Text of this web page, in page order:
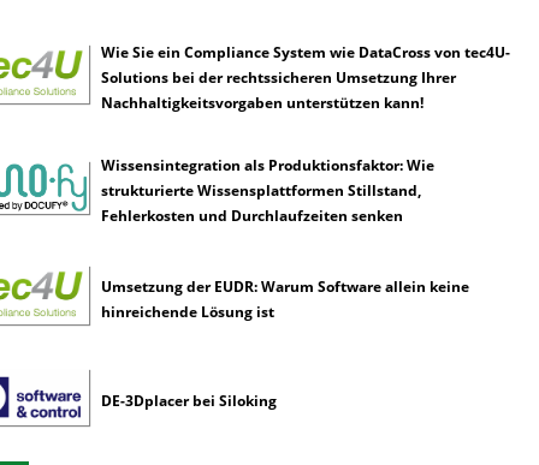
Wie Sie ein Compliance System wie DataCross von tec4U-
Solutions bei der rechtssicheren Umsetzung Ihrer
Nachhaltigkeitsvorgaben unterstützen kann!
Wissensintegration als Produktionsfaktor: Wie
strukturierte Wissensplattformen Stillstand,
Fehlerkosten und Durchlaufzeiten senken
Umsetzung der EUDR: Warum Software allein keine
hinreichende Lösung ist
DE-3Dplacer bei Siloking